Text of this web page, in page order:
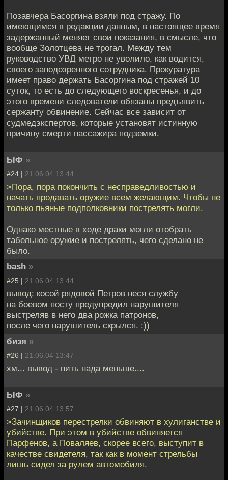
Позавчера Басоргина взяли под стражу. По
имеющимся в редакции данным, в настоящее время
задержанный меняет свои показания, в смысле, что
вообще Золотцева не трогал. Между тем
руководство УВД метро не уволило, как водится,
своего заподозренного сотрудника. Прокуратура
имеет право держать Басоргина под стражей 10
суток, то есть до следующего воскресенья, и до
этого времени следователи обязаны предъявить
сержанту обвинение. Сейчас все зависит от
судмедэкспертов, которые установят истинную
причину смерти пассажира подземки.
ЫФ »
#24 | 21.06.04 13:44
>Пора, пора покончить с несправедливостью и
начать продавать оружие всем желающим. Чтобы не
только пьяные подполковники пострелять могли.
Однако местные в ходе драки могли отобрать
табельное оружие и пострелять, чего сделано не
было.
bash »
#25 | 21.06.04 13:44
вывод: косой рядовой Петров неся службу
на боевом посту предупредил нарушителя
выстреляв в него два рожка патронов,
после чего нарушитель скрылся. :))
бизя »
#26 | 21.06.04 13:47
хм... вывод - пить нада меньше....
ЫФ »
#27 | 21.06.04 13:57
>Зачинщиков перестрелки обвиняют в хулиганстве и
убийстве. При этом в убийстве обвиняется
Парфенов, а Поваляев, скорее всего, выступит в
качестве свидетеля, так как в момент стрельбы
лишь сидел за рулем автомобиля.